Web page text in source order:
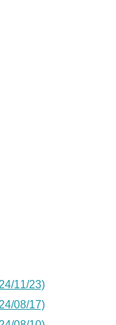
11/23)
08/17)